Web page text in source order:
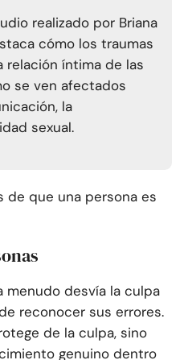
realizado por Briana
cómo los traumas
relación íntima de las
se ven afectados
la
sexual.
de que una persona es
menudo desvía la culpa
reconocer sus errores.
de la culpa, sino
genuino dentro